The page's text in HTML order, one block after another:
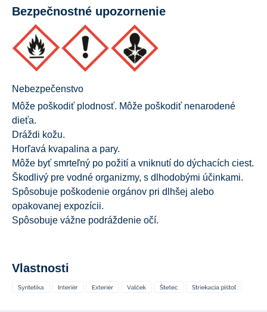
Bezpečnostné upozornenie
Nebezpečenstvo
Môže poškodiť plodnosť. Môže poškodiť nenarodené
dieťa.
Dráždi kožu.
Horľavá kvapalina a pary.
Môže byť smrteľný po požití a vniknutí do dýchacích ciest.
Škodlivý pre vodné organizmy, s dlhodobými účinkami.
Spôsobuje poškodenie orgánov pri dlhšej alebo
opakovanej expozícii.
Spôsobuje vážne podráždenie očí.
Vlastnosti